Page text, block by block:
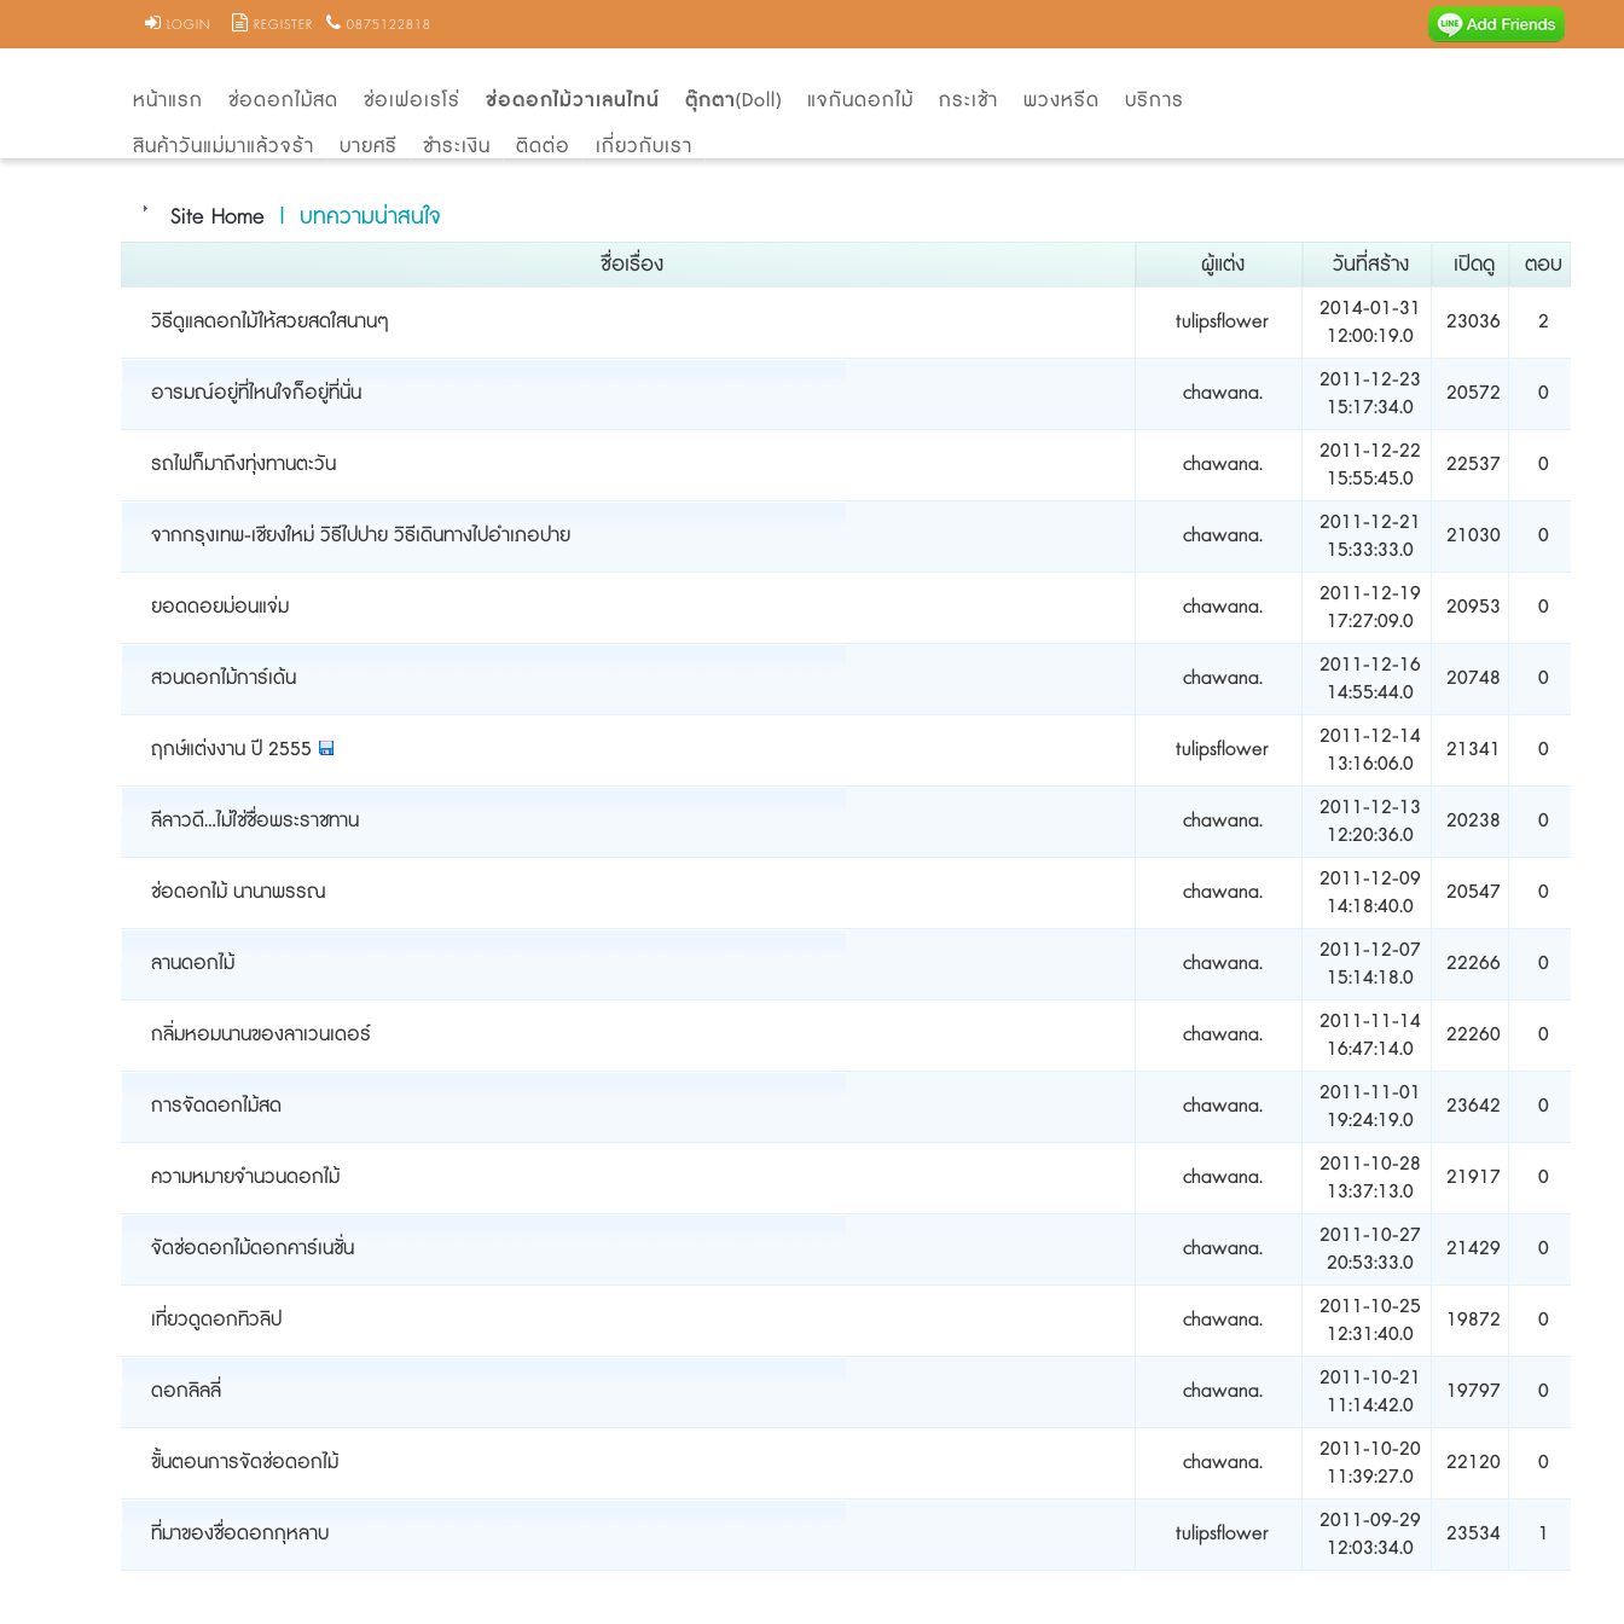
LOGIN REGISTER 0875122818
หน้าแรก ช่อดอกไม้สด ช่อเฟอเรโร่ ช่อดอกไม้วาเลนไทน์ ตุ๊กตา(Doll) แจกันดอกไม้ กระเช้า พวงหรีด
บริการ
สินค้าวันแม่มาแล้วจร้า
บายศรี ชำระเงิน ติดต่อ เกี่ยวกับเรา
Site Home | บทความน่าสนใจ
ชื่อเรื่อง ผู้แต่ง วันที่สร้าง เปิดดู ตอบ
วิธีดูแลดอกไม้ให้สวยสดใสนานๆ tulipsflower
2014-01-31
12:00:19.0
23036 2
อารมณ์อยู่ที่ไหนใจก็อยู่ที่นั่น chawana.
2011-12-23
15:17:34.0
20572 0
รถไฟก็มาถึงทุ่งทานตะวัน chawana.
2011-12-22
15:55:45.0
22537 0
จากกรุงเทพ-เชียงใหม่ วิธีไปปาย วิธีเดินทางไปอำเภอปาย chawana.
2011-12-21
15:33:33.0
21030 0
ยอดดอยม่อนแจ่ม chawana.
2011-12-19
17:27:09.0
20953 0
สวนดอกไม้การ์เด้น chawana.
2011-12-16
14:55:44.0
20748 0
ฤกษ์แต่งงาน ปี 2555 tulipsflower
2011-12-14
13:16:06.0
21341 0
ลีลาวดี...ไม่ใช่ชื่อพระราชทาน chawana.
2011-12-13
12:20:36.0
20238 0
ช่อดอกไม้ นานาพรรณ chawana.
2011-12-09
14:18:40.0
20547 0
ลานดอกไม้ chawana.
2011-12-07
15:14:18.0
22266 0
กลิ่มหอมนานของลาเวนเดอร์ chawana.
2011-11-14
16:47:14.0
22260 0
การจัดดอกไม้สด chawana.
2011-11-01
19:24:19.0
23642 0
ความหมายจำนวนดอกไม้ chawana.
2011-10-28
13:37:13.0
21917 0
จัดช่อดอกไม้ดอกคาร์เนชั่น chawana.
2011-10-27
20:53:33.0
21429 0
เที่ยวดูดอกทิวลิป chawana.
2011-10-25
12:31:40.0
19872 0
ดอกลิลลี่ chawana.
2011-10-21
11:14:42.0
19797 0
ขั้นตอนการจัดช่อดอกไม้ chawana.
2011-10-20
11:39:27.0
22120 0
ที่มาของชื่อดอกกุหลาบ tulipsflower
2011-09-29
12:03:34.0
23534 1